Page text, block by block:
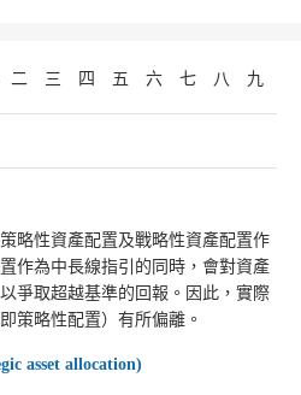
二 三 四 五 六 七 八 九
略性資產配置及戰略性資產配置作
作為中長線指引的同時，會對資產
爭取超越基準的回報。因此，實際
策略性配置）有所偏離。
asset allocation)